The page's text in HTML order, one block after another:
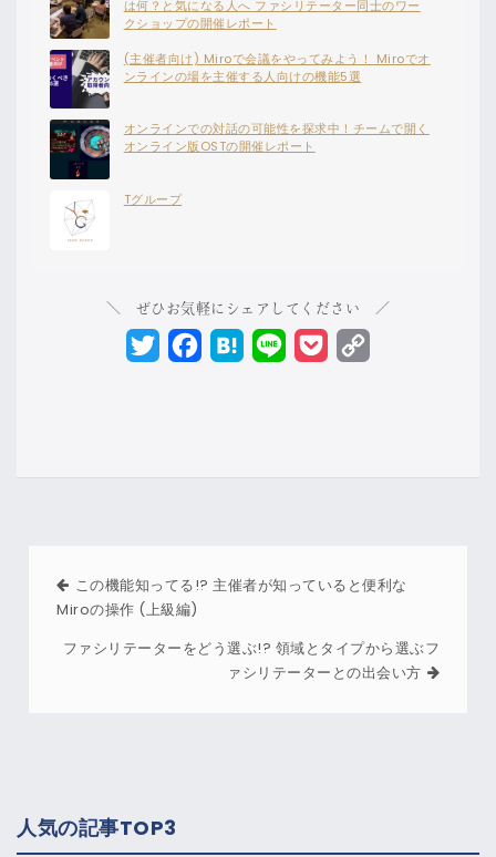
は何？と気になる人へ ファシリテーター同士のワー
クショップの開催レポート
(主催者向け) Miroで会議をやってみよう！ Miroでオ
ンラインの場を主催する人向けの機能5選
オンラインでの対話の可能性を探求中！チームで開く
オンライン版OSTの開催レポート
Tグループ
＼ ぜひお気軽にシェアしてください ／
TwitterFacebook
HatenaLine Pocket
この機能知ってる!? 主催者が知っていると便利な
Miroの操作 (上級編)
ファシリテーターをどう選ぶ!? 領域とタイプから選ぶフ
ァシリテーターとの出会い方
人気の記事TOP3